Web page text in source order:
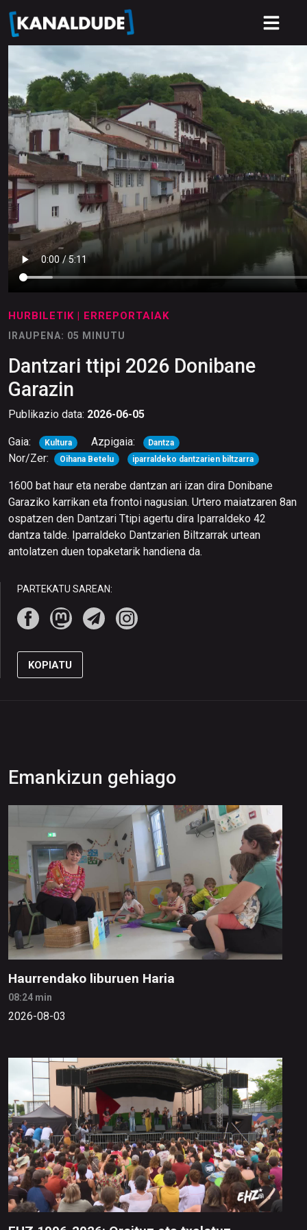
HURBILETIK | ERREPORTAIAK
IRAUPENA: 05 MINUTU
Dantzari ttipi 2026 Donibane
Garazin
Publikazio data: 2026-06-05
Gaia: Kultura Azpigaia: Dantza
Nor/Zer: Oihana Betelu iparraldeko dantzarien biltzarra
1600 bat haur eta nerabe dantzan ari izan dira Donibane
Garaziko karrikan eta frontoi nagusian. Urtero maiatzaren 8an
ospatzen den Dantzari Ttipi agertu dira Iparraldeko 42
dantza talde. Iparraldeko Dantzarien Biltzarrak urtean
antolatzen duen topaketarik handiena da.
PARTEKATU SAREAN:
KOPIATU
Emankizun gehiago
Haurrendako liburuen Haria
08:24 min
2026-08-03